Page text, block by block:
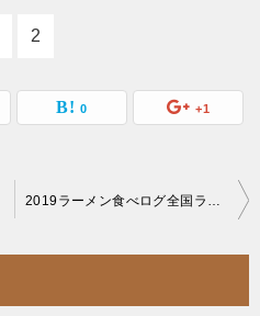
2
0 +1
2019ラーメン食べログ全国ランキング1000件の中に二郎系は何店？まとめレポ